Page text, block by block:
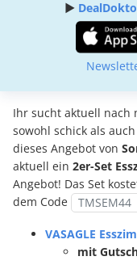
►
Ihr sucht aktuell nach
sowohl schick als
dieses Angebot von
aktuell ein 2er-Set
Angebot! Das Set
dem Code
TMSEM44
VASAGLE
mit